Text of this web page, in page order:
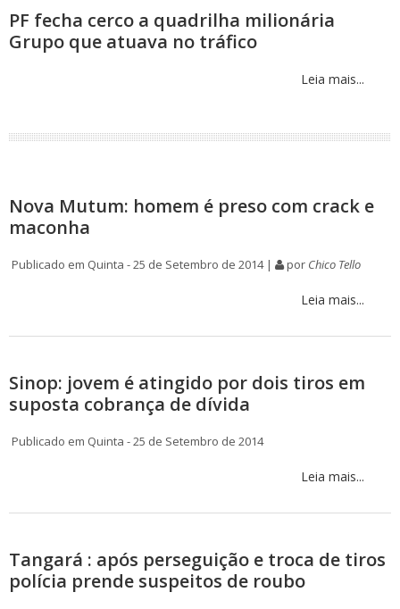
PF fecha cerco a quadrilha milionária
Grupo que atuava no tráfico
Leia mais...
Nova Mutum: homem é preso com crack e
maconha
Publicado em Quinta - 25 de Setembro de 2014 | por Chico Tello
Leia mais...
Sinop: jovem é atingido por dois tiros em
suposta cobrança de dívida
Publicado em Quinta - 25 de Setembro de 2014
Leia mais...
Tangará : após perseguição e troca de tiros
polícia prende suspeitos de roubo